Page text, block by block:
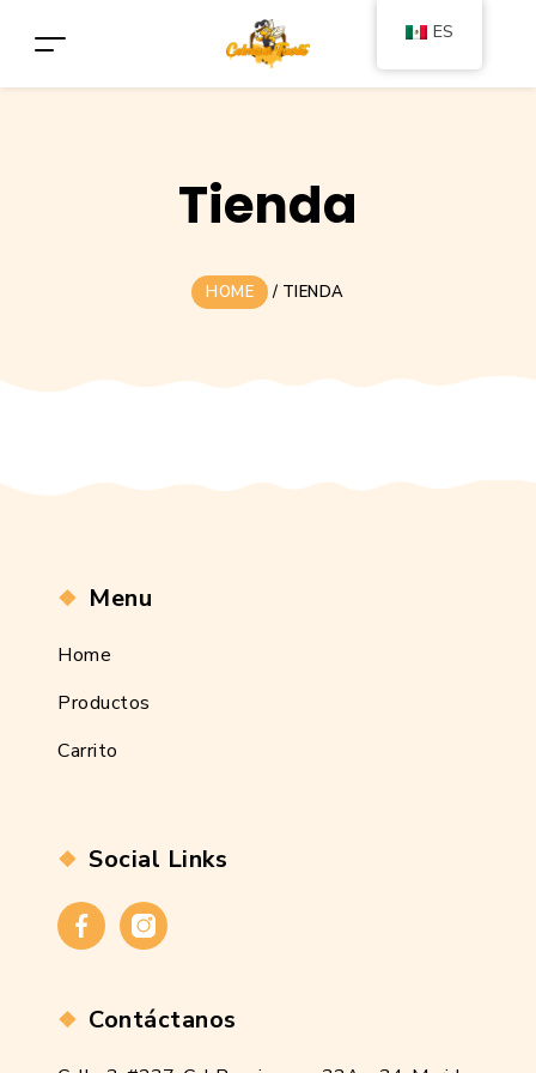
Tienda
HOME / TIENDA
Menu
Home
Productos
Carrito
Social Links
Contáctanos
ES